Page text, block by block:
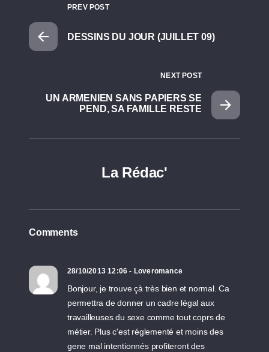
PREV POST
DESSINS DU JOUR (JUILLET 09)
NEXT POST
UN ARMENIEN SANS PAPIERS SE
PEND, SA FAMILLE RESTE
La Rédac'
Comments
28/10/2013 12:06 - Loveromance
Bonjour, je trouve çà très bien et normal. Ca
permettra de donner un cadre légal aux
travailleuses du sexe comme tout coprs de
métier. Plus c'est réglementé et moins des
gene mal intentionnés profiteront des